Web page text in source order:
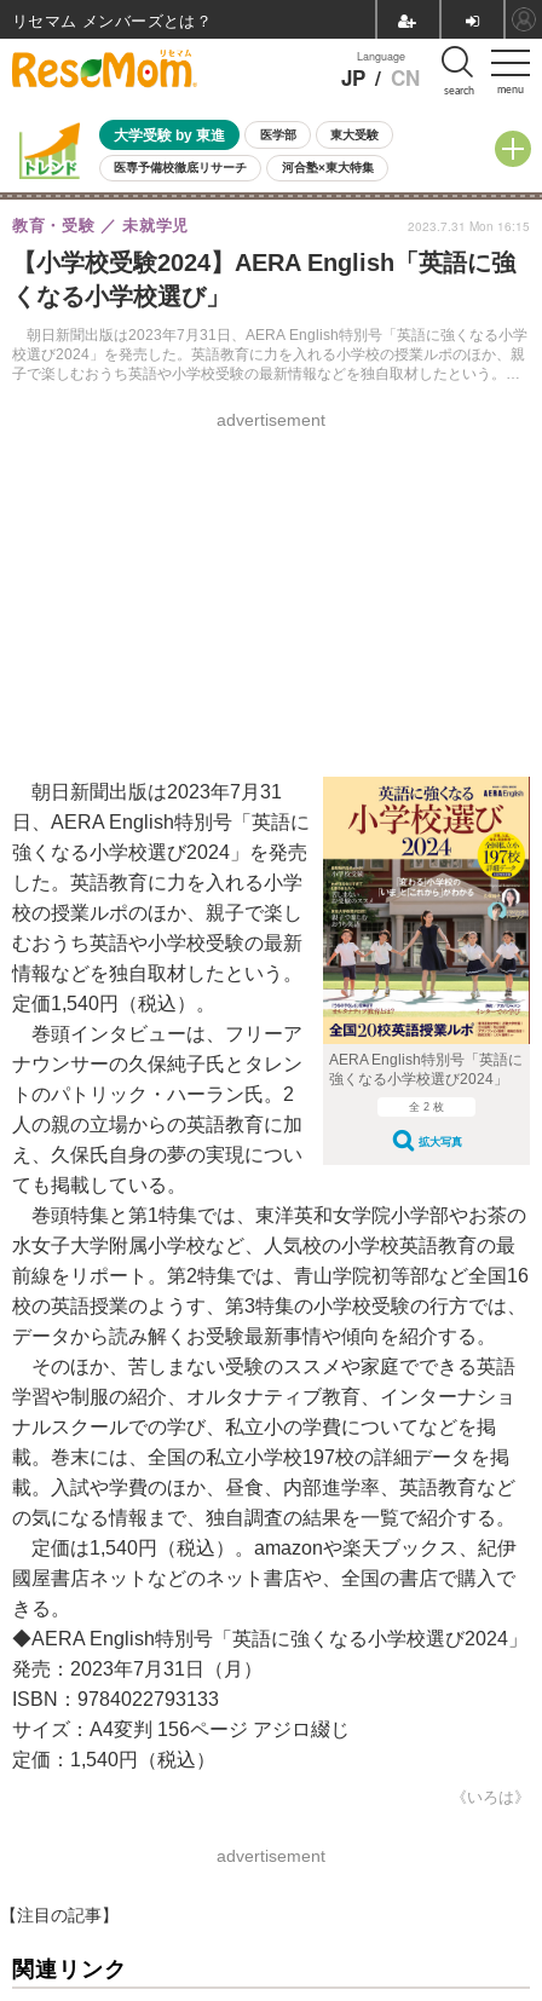
menu
Language
JP / CN search
大学受験 by 東進 医学部 東大受験
医専予備校徹底リサーチ 河合塾×東大特集
親子で考える大学選び 高校受験 中学受験 小学校受験
共通テスト 夏休み
8月開催イベント・WS 全国公立高校 過去問 人気記事
自由研究教材（小学生向け）
【小学校受験2024】AERA English「英語に強
くなる小学校選び」
朝日新聞出版は2023年7月31日、AERA English特別号「英語に強くなる小学
校選び2024」を発売した。英語教育に力を入れる小学校の授業ルポのほか、親
子で楽しむおうち英語や小学校受験の最新情報などを独自取材したという。サ
教育・受験 未就学児
advertisement
2023.7.31 Mon 16:15
AERA English特別号「英語に
強くなる小学校選び2024」
全 2 枚
拡大写真
朝日新聞出版は2023年7月31
日、AERA English特別号「英語に
強くなる小学校選び2024」を発売
した。英語教育に力を入れる小学
校の授業ルポのほか、親子で楽し
むおうち英語や小学校受験の最新
情報などを独自取材したという。
定価1,540円（税込）。
巻頭インタビューは、フリーア
ナウンサーの久保純子氏とタレン
トのパトリック・ハーラン氏。2
人の親の立場からの英語教育に加
え、久保氏自身の夢の実現につい
ても掲載している。
巻頭特集と第1特集では、東洋英和女学院小学部やお茶の
水女子大学附属小学校など、人気校の小学校英語教育の最
前線をリポート。第2特集では、青山学院初等部など全国16
校の英語授業のようす、第3特集の小学校受験の行方では、
データから読み解くお受験最新事情や傾向を紹介する。
そのほか、苦しまない受験のススメや家庭でできる英語
学習や制服の紹介、オルタナティブ教育、インターナショ
ナルスクールでの学び、私立小の学費についてなどを掲
載。巻末には、全国の私立小学校197校の詳細データを掲
載。入試や学費のほか、昼食、内部進学率、英語教育など
の気になる情報まで、独自調査の結果を一覧で紹介する。
定価は1,540円（税込）。amazonや楽天ブックス、紀伊
國屋書店ネットなどのネット書店や、全国の書店で購入で
きる。
◆AERA English特別号「英語に強くなる小学校選び2024」
発売：2023年7月31日（月）
ISBN：9784022793133
サイズ：A4変判 156ページ アジロ綴じ
定価：1,540円（税込）
《いろは》
advertisement
【注目の記事】
関連リンク
リセマム メンバーズ